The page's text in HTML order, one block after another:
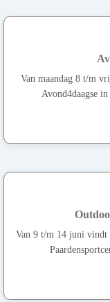
Van maandag 8 t/m
Avond4daagse
Van 9 t/m 14 juni vindt